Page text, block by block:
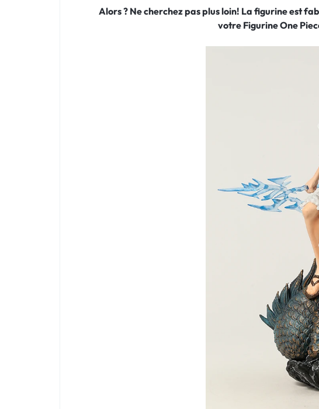
Alors ? Ne cherchez pas plus loin! La figurine est
votre Figurine One